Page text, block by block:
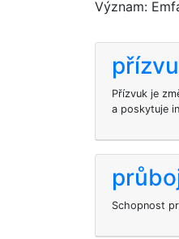
Význam:
Přízvuk je
a poskytuje
Schopnost